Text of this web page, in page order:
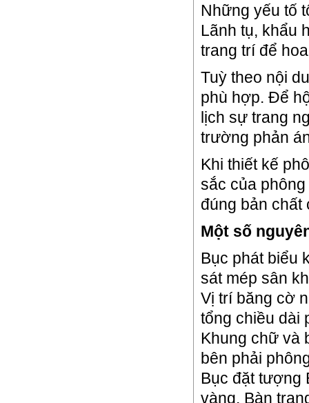
Những yếu tố
Lãnh tụ, khẩu
trang trí để
Tuỳ theo nội
phù hợp. Để
lịch sự trang
trường phản
Khi thiết kế
sắc của
đúng bản chất
Một số
Bục phát biểu
sát mép sân
Vị trí băng cờ
tổng chiều dài
Khung chữ và
bên phải
Bục đặt tượng
vàng. Bàn